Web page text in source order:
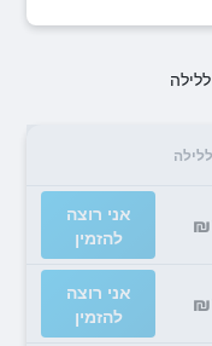
אני רוצה
להזמין
אני רוצה
להזמין